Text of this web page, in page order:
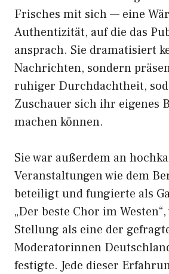
Frisches mit sich — eine
Authentizität, auf die das
ansprach. Sie dramatisiert
Nachrichten, sondern
ruhiger Durchdachtheit,
Zuschauer sich ihr eigenes
machen können.
Sie war außerdem an
Veranstaltungen wie dem
beteiligt und fungierte als
„Der beste Chor im
Stellung als eine der
Moderatorinnen
festigte. Jede dieser